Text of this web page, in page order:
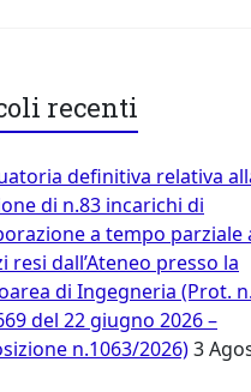
recenti
definitiva relativa
di n.83 incarichi di
a tempo parziale
resi dall’Ateneo presso la
di Ingegneria (Prot. n.
del 22 giugno 2026 –
n.1063/2026)3